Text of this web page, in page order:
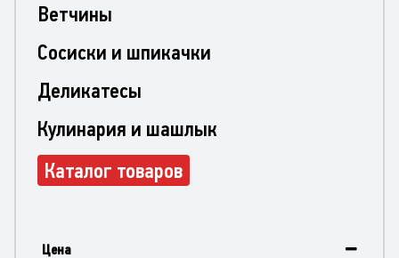
Ветчины
Сосиски и шпикачки
Деликатесы
Кулинария и шашлык
Каталог товаров
Цена